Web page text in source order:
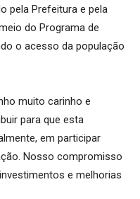
pela Prefeitura e pela
do Programa de
o acesso da população
muito carinho e
para que esta
em participar
Nosso compromisso
e melhorias